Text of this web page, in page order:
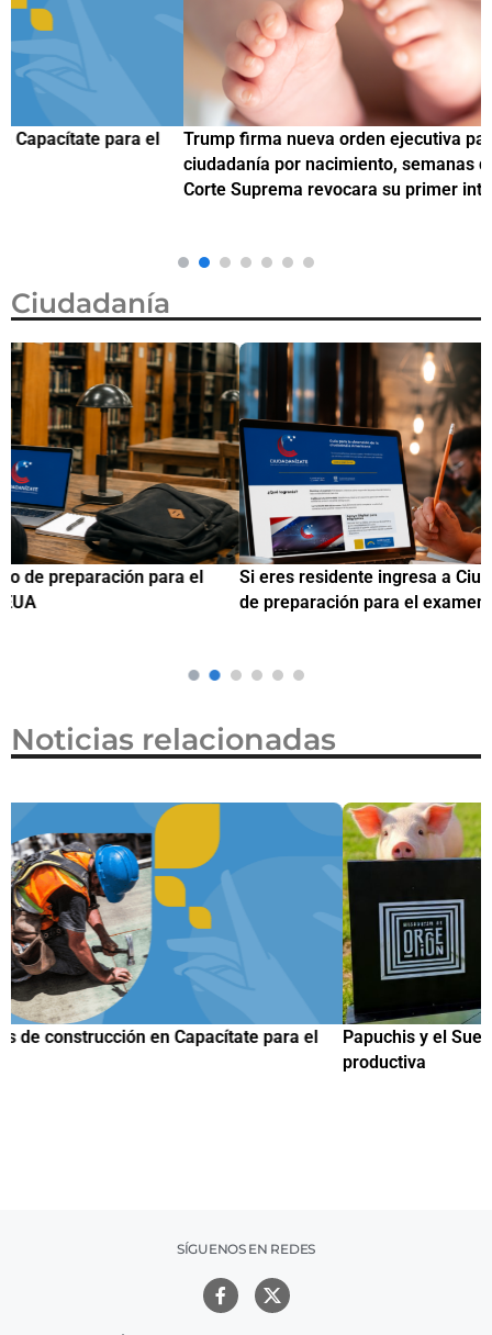
Trump firma nueva orden ejecutiva para restringir la
ciudadanía por nacimiento, semanas después de que la
Corte Suprema revocara su primer intento
Ciudadanía
Si eres residente ingresa a Ciudadanízate, el curso gratuito
de preparación para el examen de naturalización en EUA
Noticias relacionadas
Papuchis y el Sueño Michoacano como alternativa
SÍGUENOS EN REDES